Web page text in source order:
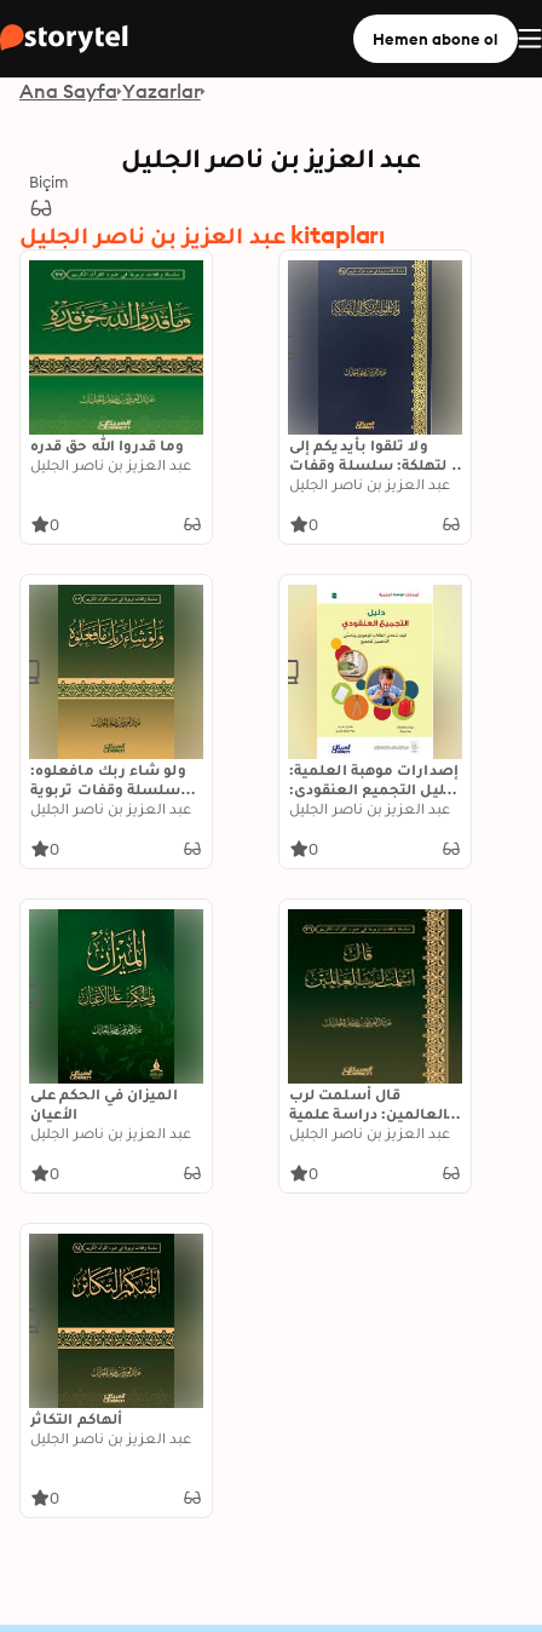
Hemen abone ol
Ana Sayfa Yazarlar
عبد العزيز بن ناصر الجليل
Biçim
عبد العزيز بن ناصر الجليل kitapları
وما قدروا الله حق قدره
عبد العزيز بن ناصر الجليل
0
ولا تلقوا بأيديكم إلى
التهلكة: سلسلة وقفات
تربوية في ضوء القرآن
عبد العزيز بن ناصر الجليل
0
ولو شاء ربك مافعلوه:
سلسلة وقفات تربوية
فى ضوء القرآن الكريم
عبد العزيز بن ناصر الجليل
0
إصدارات موهبة العلمية:
دليل التجميع العنقودي:
كيف تتحدى الطلاب
التحصيل للجميع؟
عبد العزيز بن ناصر الجليل
0
الميزان في الحكم على
الأعيان
عبد العزيز بن ناصر الجليل
0
قال أسلمت لرب
العالمين: دراسة علمية
لحقيقة التسليم لرب
عبد العزيز بن ناصر الجليل
0
ألهاكم التكاثر
عبد العزيز بن ناصر الجليل
0